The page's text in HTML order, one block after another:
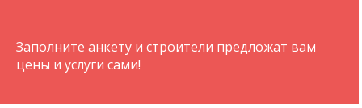
Заполните анкету и строители предложат вам
цены и услуги сами!